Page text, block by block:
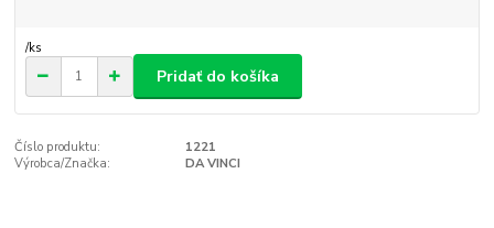
/ks
Pridať do košíka
Číslo produktu:
1221
Výrobca/Značka:
DA VINCI